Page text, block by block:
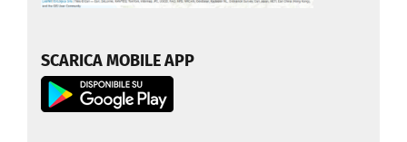
SCARICA MOBILE APP